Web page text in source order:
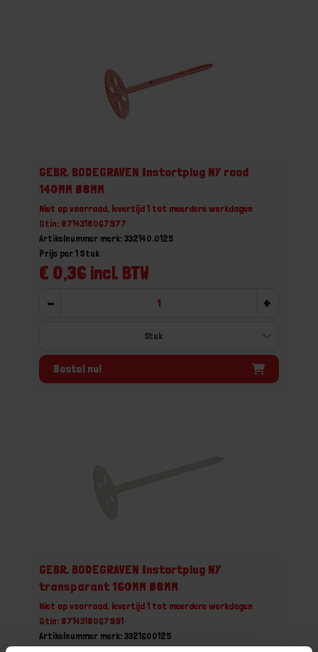
GEBR. BODEGRAVEN Instortplug NY rood
140MM Ø8MM
Niet op voorraad, levertijd 1 tot meerdere werkdagen
Gtin: 8714318067977
Artikelnummer merk: 332140.0125
€ 0,36 incl. BTW
Prijs per 1 Stuk
- +
Bestel nu!
GEBR. BODEGRAVEN Instortplug NY
transparant 160MM Ø8MM
Niet op voorraad, levertijd 1 tot meerdere werkdagen
Gtin: 8714318067991
Artikelnummer merk: 3321600125